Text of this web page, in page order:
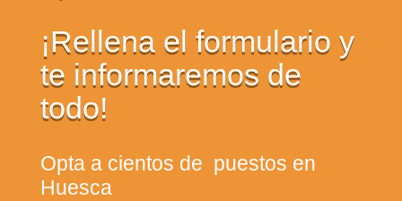
¡Rellena el formulario y
te informaremos de
todo!
Opta a cientos de puestos en
Huesca